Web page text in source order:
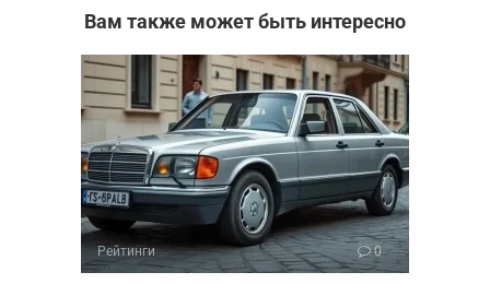
Вам также может быть интересно
Рейтинги 0